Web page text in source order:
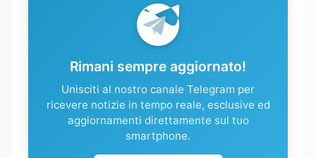
Rimani sempre aggiornato!
Unisciti al nostro canale Telegram per
ricevere notizie in tempo reale, esclusive ed
aggiornamenti direttamente sul tuo
smartphone.